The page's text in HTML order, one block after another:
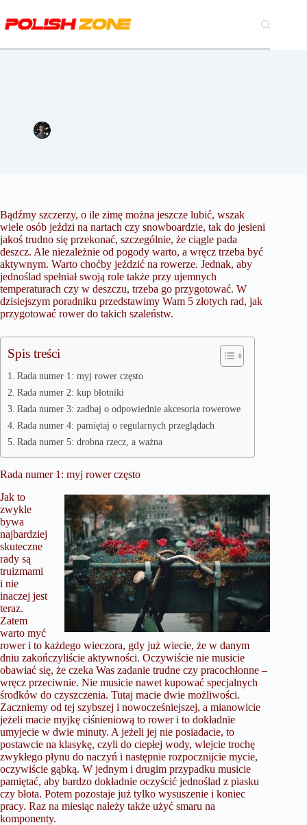
do
treści
Bądźmy szczerzy, o ile zimę można jeszcze lubić, wszak
wiele osób jeździ na nartach czy snowboardzie, tak do jesieni
jakoś trudno się przekonać, szczególnie, że ciągle pada
deszcz. Ale niezależnie od pogody warto, a wręcz trzeba być
aktywnym. Warto choćby jeździć na rowerze. Jednak, aby
jednoślad spełniał swoją role także przy ujemnych
temperaturach czy w deszczu, trzeba go przygotować. W
dzisiejszym poradniku przedstawimy Wam 5 złotych rad, jak
przygotować rower do takich szaleństw.
Spis treści
Rada numer 1: myj rower często
Rada numer 2: kup błotniki
Rada numer 3: zadbaj o odpowiednie akcesoria rowerowe
Rada numer 4: pamiętaj o regularnych przeglądach
Rada numer 5: drobna rzecz, a ważna
Rada numer 1: myj rower często
Jak to
zwykle
bywa
najbardziej
skuteczne
rady są
truizmami
i nie
inaczej jest
teraz.
Zatem
warto myć
rower i to każdego wieczora, gdy już wiecie, że w danym
dniu zakończyliście aktywności. Oczywiście nie musicie
obawiać się, że czeka Was zadanie trudne czy pracochłonne –
wręcz przeciwnie. Nie musicie nawet kupować specjalnych
środków do czyszczenia. Tutaj macie dwie możliwości.
Zaczniemy od tej szybszej i nowocześniejszej, a mianowicie
jeżeli macie myjkę ciśnieniową to rower i to dokładnie
umyjecie w dwie minuty. A jeżeli jej nie posiadacie, to
postawcie na klasykę, czyli do ciepłej wody, wlejcie trochę
zwykłego płynu do naczyń i następnie rozpocznijcie mycie,
oczywiście gąbką. W jednym i drugim przypadku musicie
pamiętać, aby bardzo dokładnie oczyścić jednoślad z piasku
czy błota. Potem pozostaje już tylko wysuszenie i koniec
pracy. Raz na miesiąc należy także użyć smaru na
komponenty.